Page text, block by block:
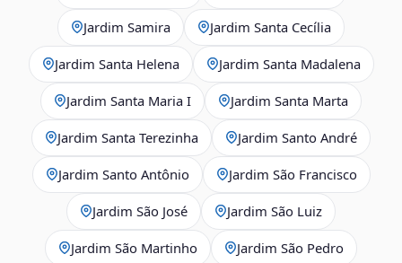
Jardim Samira Jardim Santa Cecília
Jardim Santa Helena Jardim Santa Madalena
Jardim Santa Maria I Jardim Santa Marta
Jardim Santa Terezinha Jardim Santo André
Jardim Santo Antônio Jardim São Francisco
Jardim São José Jardim São Luiz
Jardim São Martinho Jardim São Pedro